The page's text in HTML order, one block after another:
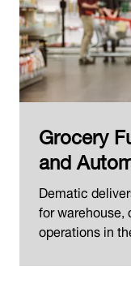
Grocery
and
Dematic
for
operations in